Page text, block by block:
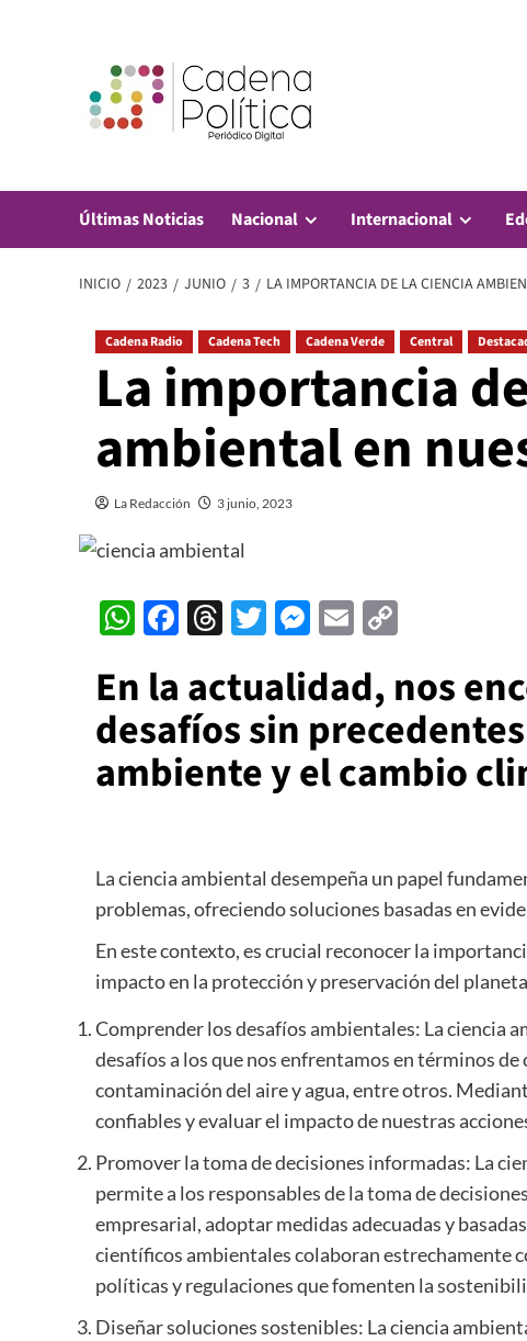
Últimas Noticias Nacional Internacional
INICIO 2023 JUNIO 3 LA IMPORTANCIA DE LA CIENCIA
Cadena Radio Cadena Tech Cadena Verde Central
La importancia
ambiental en
La Redacción 3 junio, 2023
WhatsApp
Facebook
Threads
Twitter
Messenger
Email
En la actualidad, nos
desafíos sin
ambiente y el cambio
La ciencia ambiental desempeña un papel
problemas, ofreciendo soluciones basadas en
En este contexto, es crucial reconocer la
impacto en la protección y preservación del
Comprender los desafíos ambientales: La ciencia
desafíos a los que nos enfrentamos en términos
contaminación del aire y agua, entre otros.
confiables y evaluar el impacto de nuestras
Promover la toma de decisiones informadas: La
permite a los responsables de la toma de
empresarial, adoptar medidas adecuadas y
científicos ambientales colaboran estrechamente
políticas y regulaciones que fomenten la
Diseñar soluciones sostenibles: La ciencia